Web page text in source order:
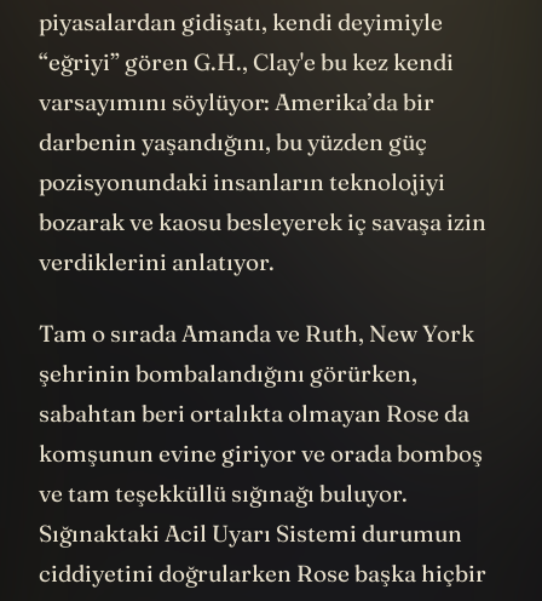
giderek yükselen dalgalara dönüşüyor.
Bir de salondaki şu soyut tablo var. O da eve
ilk geldiklerinde neredeyse bir ses dalgası
formunda. Daha sakin ve stabil görünümlü.
Ama film ilerledikçe o düzen bir kaosa
dönüşüyor.
---
Ses dalgası demişken. Filmde duyduğumuz
o kulakları sağır eden sesin bir silah olduğu
söyleniyor. Bir mikrodalga silahı.
Ses aracılığıyla yayılan bir tür